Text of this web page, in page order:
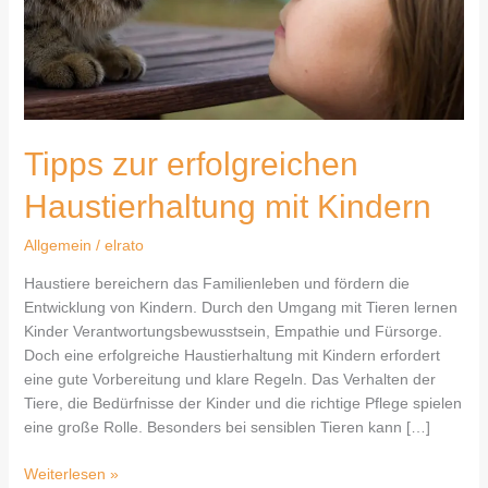
Tipps zur erfolgreichen
Haustierhaltung mit Kindern
Allgemein / elrato
Haustiere bereichern das Familienleben und fördern die
Entwicklung von Kindern. Durch den Umgang mit Tieren lernen
Kinder Verantwortungsbewusstsein, Empathie und Fürsorge.
Doch eine erfolgreiche Haustierhaltung mit Kindern erfordert
eine gute Vorbereitung und klare Regeln. Das Verhalten der
Tiere, die Bedürfnisse der Kinder und die richtige Pflege spielen
eine große Rolle. Besonders bei sensiblen Tieren kann […]
Weiterlesen »